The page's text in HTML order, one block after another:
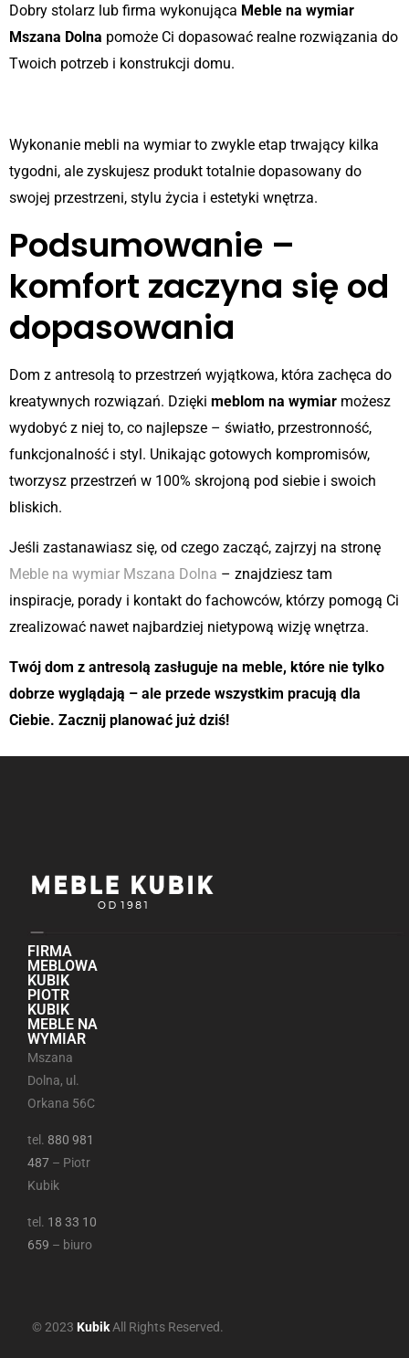
Dobry stolarz lub firma wykonująca Meble na wymiar
Mszana Dolna pomoże Ci dopasować realne rozwiązania do
Twoich potrzeb i konstrukcji domu.
Wykonanie mebli na wymiar to zwykle etap trwający kilka
tygodni, ale zyskujesz produkt totalnie dopasowany do
swojej przestrzeni, stylu życia i estetyki wnętrza.
Podsumowanie –
komfort zaczyna się od
dopasowania
Dom z antresolą to przestrzeń wyjątkowa, która zachęca do
kreatywnych rozwiązań. Dzięki meblom na wymiar możesz
wydobyć z niej to, co najlepsze – światło, przestronność,
funkcjonalność i styl. Unikając gotowych kompromisów,
tworzysz przestrzeń w 100% skrojoną pod siebie i swoich
bliskich.
Jeśli zastanawiasz się, od czego zacząć, zajrzyj na stronę
Meble na wymiar Mszana Dolna – znajdziesz tam
inspiracje, porady i kontakt do fachowców, którzy pomogą Ci
zrealizować nawet najbardziej nietypową wizję wnętrza.
Twój dom z antresolą zasługuje na meble, które nie tylko
dobrze wyglądają – ale przede wszystkim pracują dla
Ciebie. Zacznij planować już dziś!
FIRMA
MEBLOWA
KUBIK
PIOTR
KUBIK
MEBLE NA
WYMIAR
Mszana
Dolna, ul.
Orkana 56C
tel. 880 981
487 – Piotr
Kubik
tel. 18 33 10
659 – biuro
© 2023 Kubik All Rights Reserved.